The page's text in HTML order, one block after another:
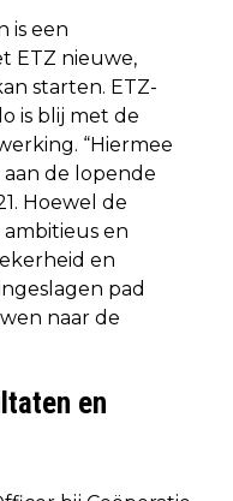
is een
ETZ nieuwe,
starten. ETZ-
is blij met de
“Hiermee
de lopende
Hoewel de
en
en
pad
naar de
en